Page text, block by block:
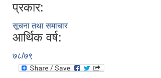
प्रकार:
सूचना तथा समाचार
आर्थिक वर्ष:
७८/७९